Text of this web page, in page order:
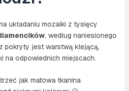
układaniu mozaiki z tysięcy
, według naniesionego
pokryty jest warstwą klejącą,
na odpowiednich miejscach.
jak matowa tkanina